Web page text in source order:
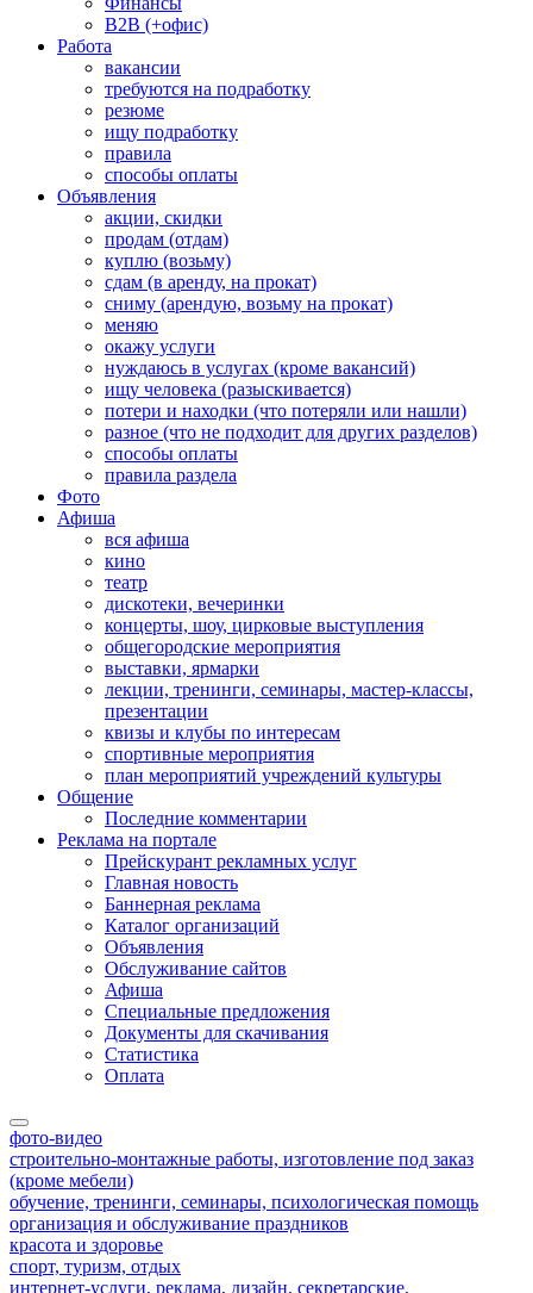
B2B (+офис)
Работа
вакансии
требуются на подработку
резюме
ищу подработку
правила
способы оплаты
Объявления
акции, скидки
продам (отдам)
куплю (возьму)
сдам (в аренду, на прокат)
сниму (арендую, возьму на прокат)
меняю
окажу услуги
нуждаюсь в услугах (кроме вакансий)
ищу человека (разыскивается)
потери и находки (что потеряли или нашли)
разное (что не подходит для других разделов)
способы оплаты
правила раздела
Фото
Афиша
вся афиша
кино
театр
дискотеки, вечеринки
концерты, шоу, цирковые выступления
общегородские мероприятия
выставки, ярмарки
лекции, тренинги, семинары, мастер-классы,
презентации
квизы и клубы по интересам
спортивные мероприятия
план мероприятий учреждений культуры
Общение
Последние комментарии
Реклама на портале
Прейскурант рекламных услуг
Главная новость
Баннерная реклама
Каталог организаций
Объявления
Обслуживание сайтов
Афиша
Специальные предложения
Документы для скачивания
Статистика
Оплата
фото-видео
строительно-монтажные работы, изготовление под заказ
(кроме мебели)
обучение, тренинги, семинары, психологическая помощь
организация и обслуживание праздников
красота и здоровье
спорт, туризм, отдых
интернет-услуги, реклама, дизайн, секретарские,